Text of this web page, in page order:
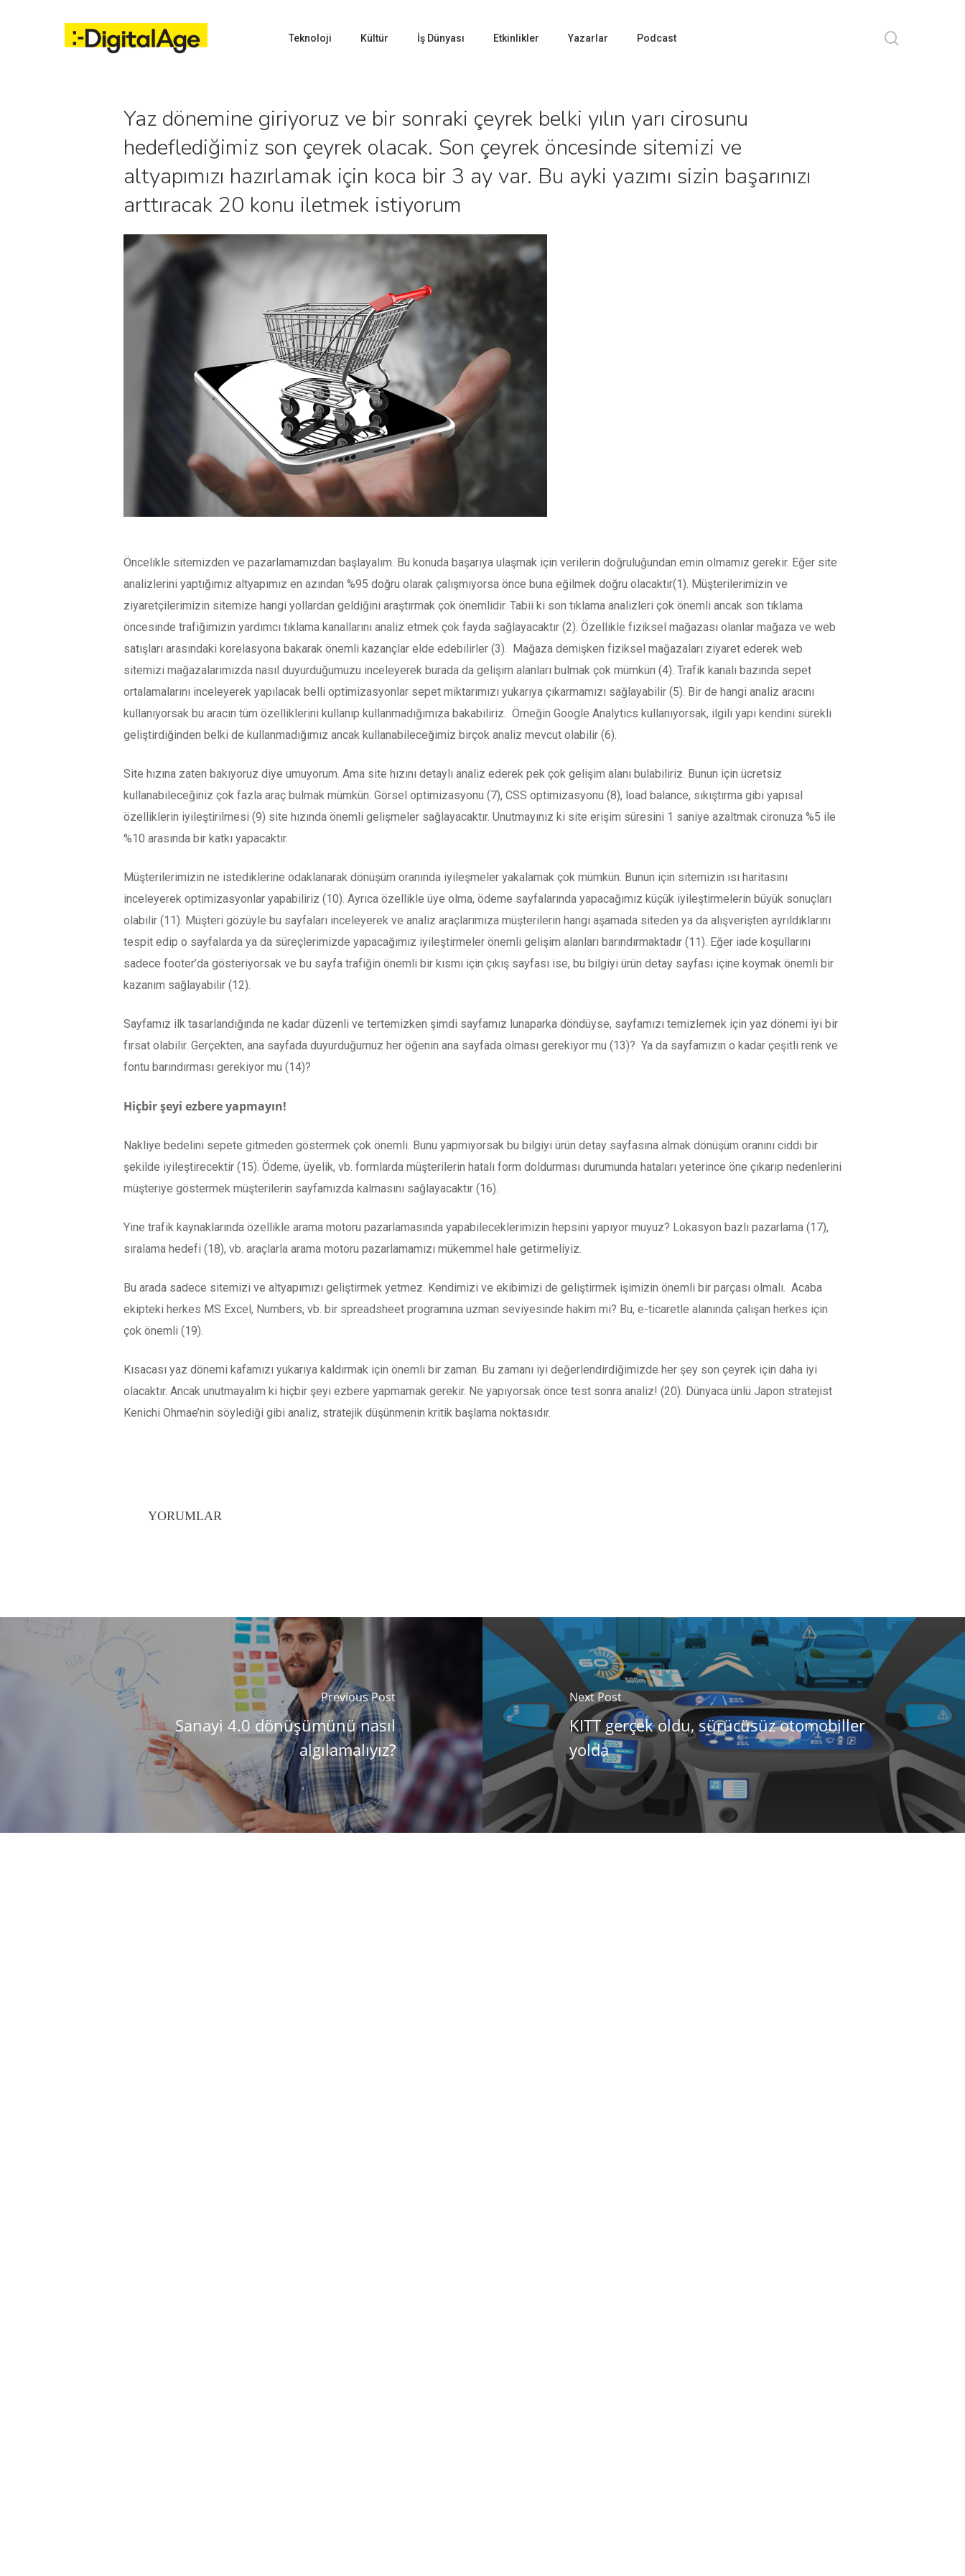
Hit enter to search or ESC to close
Teknoloji Kültür İş Dünyası Etkinlikler Yazarlar Podcast
Yaz dönemine giriyoruz ve bir sonraki çeyrek belki yılın yarı cirosunu
hedeflediğimiz son çeyrek olacak. Son çeyrek öncesinde sitemizi ve
altyapımızı hazırlamak için koca bir 3 ay var. Bu ayki yazımı sizin başarınızı
arttıracak 20 konu iletmek istiyorum
Öncelikle sitemizden ve pazarlamamızdan başlayalım. Bu konuda başarıya ulaşmak için verilerin doğruluğundan emin olmamız gerekir. Eğer site
analizlerini yaptığımız altyapımız en azından %95 doğru olarak çalışmıyorsa önce buna eğilmek doğru olacaktır(1). Müşterilerimizin ve
ziyaretçilerimizin sitemize hangi yollardan geldiğini araştırmak çok önemlidir. Tabii ki son tıklama analizleri çok önemli ancak son tıklama
öncesinde trafiğimizin yardımcı tıklama kanallarını analiz etmek çok fayda sağlayacaktır (2). Özellikle fiziksel mağazası olanlar mağaza ve web
satışları arasındaki korelasyona bakarak önemli kazançlar elde edebilirler (3). Mağaza demişken fiziksel mağazaları ziyaret ederek web
sitemizi mağazalarımızda nasıl duyurduğumuzu inceleyerek burada da gelişim alanları bulmak çok mümkün (4). Trafik kanalı bazında sepet
ortalamalarını inceleyerek yapılacak belli optimizasyonlar sepet miktarımızı yukarıya çıkarmamızı sağlayabilir (5). Bir de hangi analiz aracını
kullanıyorsak bu aracın tüm özelliklerini kullanıp kullanmadığımıza bakabiliriz. Örneğin Google Analytics kullanıyorsak, ilgili yapı kendini sürekli
geliştirdiğinden belki de kullanmadığımız ancak kullanabileceğimiz birçok analiz mevcut olabilir (6).
Site hızına zaten bakıyoruz diye umuyorum. Ama site hızını detaylı analiz ederek pek çok gelişim alanı bulabiliriz. Bunun için ücretsiz
kullanabileceğiniz çok fazla araç bulmak mümkün. Görsel optimizasyonu (7), CSS optimizasyonu (8), load balance, sıkıştırma gibi yapısal
özelliklerin iyileştirilmesi (9) site hızında önemli gelişmeler sağlayacaktır. Unutmayınız ki site erişim süresini 1 saniye azaltmak cironuza %5 ile
%10 arasında bir katkı yapacaktır.
Müşterilerimizin ne istediklerine odaklanarak dönüşüm oranında iyileşmeler yakalamak çok mümkün. Bunun için sitemizin ısı haritasını
inceleyerek optimizasyonlar yapabiliriz (10). Ayrıca özellikle üye olma, ödeme sayfalarında yapacağımız küçük iyileştirmelerin büyük sonuçları
olabilir (11). Müşteri gözüyle bu sayfaları inceleyerek ve analiz araçlarımıza müşterilerin hangi aşamada siteden ya da alışverişten ayrıldıklarını
tespit edip o sayfalarda ya da süreçlerimizde yapacağımız iyileştirmeler önemli gelişim alanları barındırmaktadır (11). Eğer iade koşullarını
sadece footer’da gösteriyorsak ve bu sayfa trafiğin önemli bir kısmı için çıkış sayfası ise, bu bilgiyi ürün detay sayfası içine koymak önemli bir
kazanım sağlayabilir (12).
Sayfamız ilk tasarlandığında ne kadar düzenli ve tertemizken şimdi sayfamız lunaparka döndüyse, sayfamızı temizlemek için yaz dönemi iyi bir
fırsat olabilir. Gerçekten, ana sayfada duyurduğumuz her öğenin ana sayfada olması gerekiyor mu (13)? Ya da sayfamızın o kadar çeşitli renk ve
fontu barındırması gerekiyor mu (14)?
Hiçbir şeyi ezbere yapmayın!
Nakliye bedelini sepete gitmeden göstermek çok önemli. Bunu yapmıyorsak bu bilgiyi ürün detay sayfasına almak dönüşüm oranını ciddi bir
şekilde iyileştirecektir (15). Ödeme, üyelik, vb. formlarda müşterilerin hatalı form doldurması durumunda hataları yeterince öne çıkarıp nedenlerini
müşteriye göstermek müşterilerin sayfamızda kalmasını sağlayacaktır (16).
Yine trafik kaynaklarında özellikle arama motoru pazarlamasında yapabileceklerimizin hepsini yapıyor muyuz? Lokasyon bazlı pazarlama (17),
sıralama hedefi (18), vb. araçlarla arama motoru pazarlamamızı mükemmel hale getirmeliyiz.
Bu arada sadece sitemizi ve altyapımızı geliştirmek yetmez. Kendimizi ve ekibimizi de geliştirmek işimizin önemli bir parçası olmalı. Acaba
ekipteki herkes MS Excel, Numbers, vb. bir spreadsheet programına uzman seviyesinde hakim mi? Bu, e-ticaretle alanında çalışan herkes için
çok önemli (19).
Kısacası yaz dönemi kafamızı yukarıya kaldırmak için önemli bir zaman. Bu zamanı iyi değerlendirdiğimizde her şey son çeyrek için daha iyi
olacaktır. Ancak unutmayalım ki hiçbir şeyi ezbere yapmamak gerekir. Ne yapıyorsak önce test sonra analiz! (20). Dünyaca ünlü Japon stratejist
Kenichi Ohmae’nin söylediği gibi analiz, stratejik düşünmenin kritik başlama noktasıdır.
YORUMLAR
Previous Post
Sanayi 4.0 dönüşümünü nasıl
algılamalıyız?
Next Post
KITT gerçek oldu, sürücüsüz otomobiller
yolda